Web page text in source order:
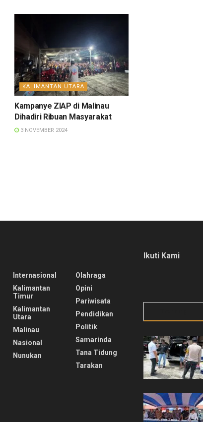
KALIMANTAN UTARA
Kampanye ZIAP di Malinau
Dihadiri Ribuan Masyarakat
3 NOVEMBER 2024
Internasional
Kalimantan
Timur
Kalimantan
Utara
Malinau
Nasional
Nunukan
Olahraga
Opini
Pariwisata
Pendidikan
Politik
Samarinda
Tana Tidung
Tarakan
Ikuti Kami